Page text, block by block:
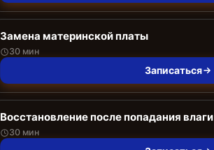
Замена материнской платы
30 мин
Записаться
Восстановление после попадания влаги
30 мин